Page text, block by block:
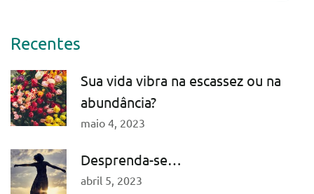
Recentes
Sua vida vibra na escassez ou na
abundância?
maio 4, 2023
Desprenda-se…
abril 5, 2023